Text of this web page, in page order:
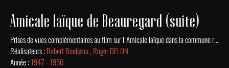
Amicale laïque de Beauregard (suite)
Prises de vues complémentaires au film sur l'Amicale laïque dans la commune rurale de Beauregard-de-Terrasson de 1947 au début des années 1950.
Réalisateurs : Robert Bouissou , Roger DELON
Année : 1947 - 1950